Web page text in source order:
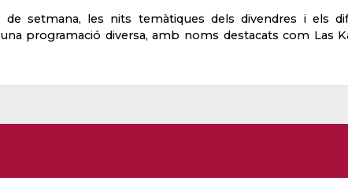
de setmana, les nits temàtiques dels divendres i els
programació diversa, amb noms destacats com Las